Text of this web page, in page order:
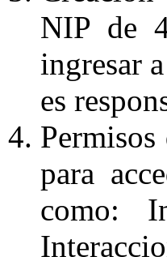
NIP de
ingresar
es
para
como: